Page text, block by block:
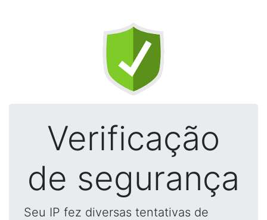
Verificação
de segurança
Seu IP fez diversas tentativas de